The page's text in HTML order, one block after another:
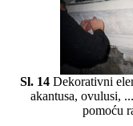
Sl. 14 Dekorativni
akantusa, ovulusi,
pomoću